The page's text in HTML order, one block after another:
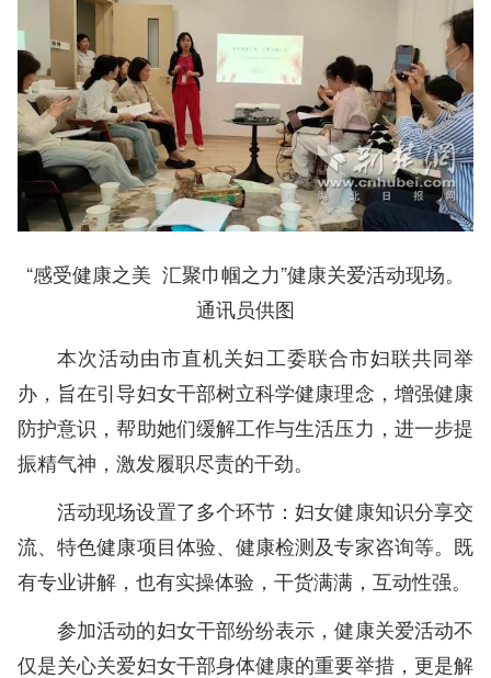
“感受健康之美 汇聚巾帼之力”健康关爱活动现场。
通讯员供图
本次活动由市直机关妇工委联合市妇联共同举
办，旨在引导妇女干部树立科学健康理念，增强健康
防护意识，帮助她们缓解工作与生活压力，进一步提
振精气神，激发履职尽责的干劲。
活动现场设置了多个环节：妇女健康知识分享交
流、特色健康项目体验、健康检测及专家咨询等。既
有专业讲解，也有实操体验，干货满满，互动性强。
参加活动的妇女干部纷纷表示，健康关爱活动不
仅是关心关爱妇女干部身体健康的重要举措，更是解